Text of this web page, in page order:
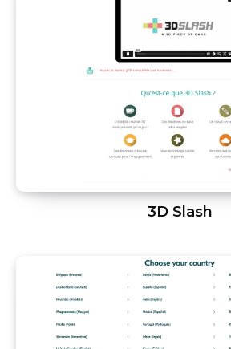
3D Slash